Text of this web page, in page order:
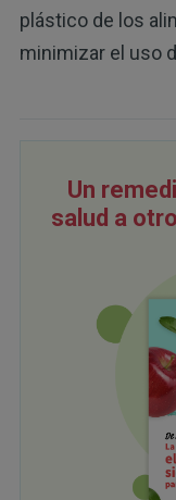
plástico de los
minimizar el uso
Un
salud a